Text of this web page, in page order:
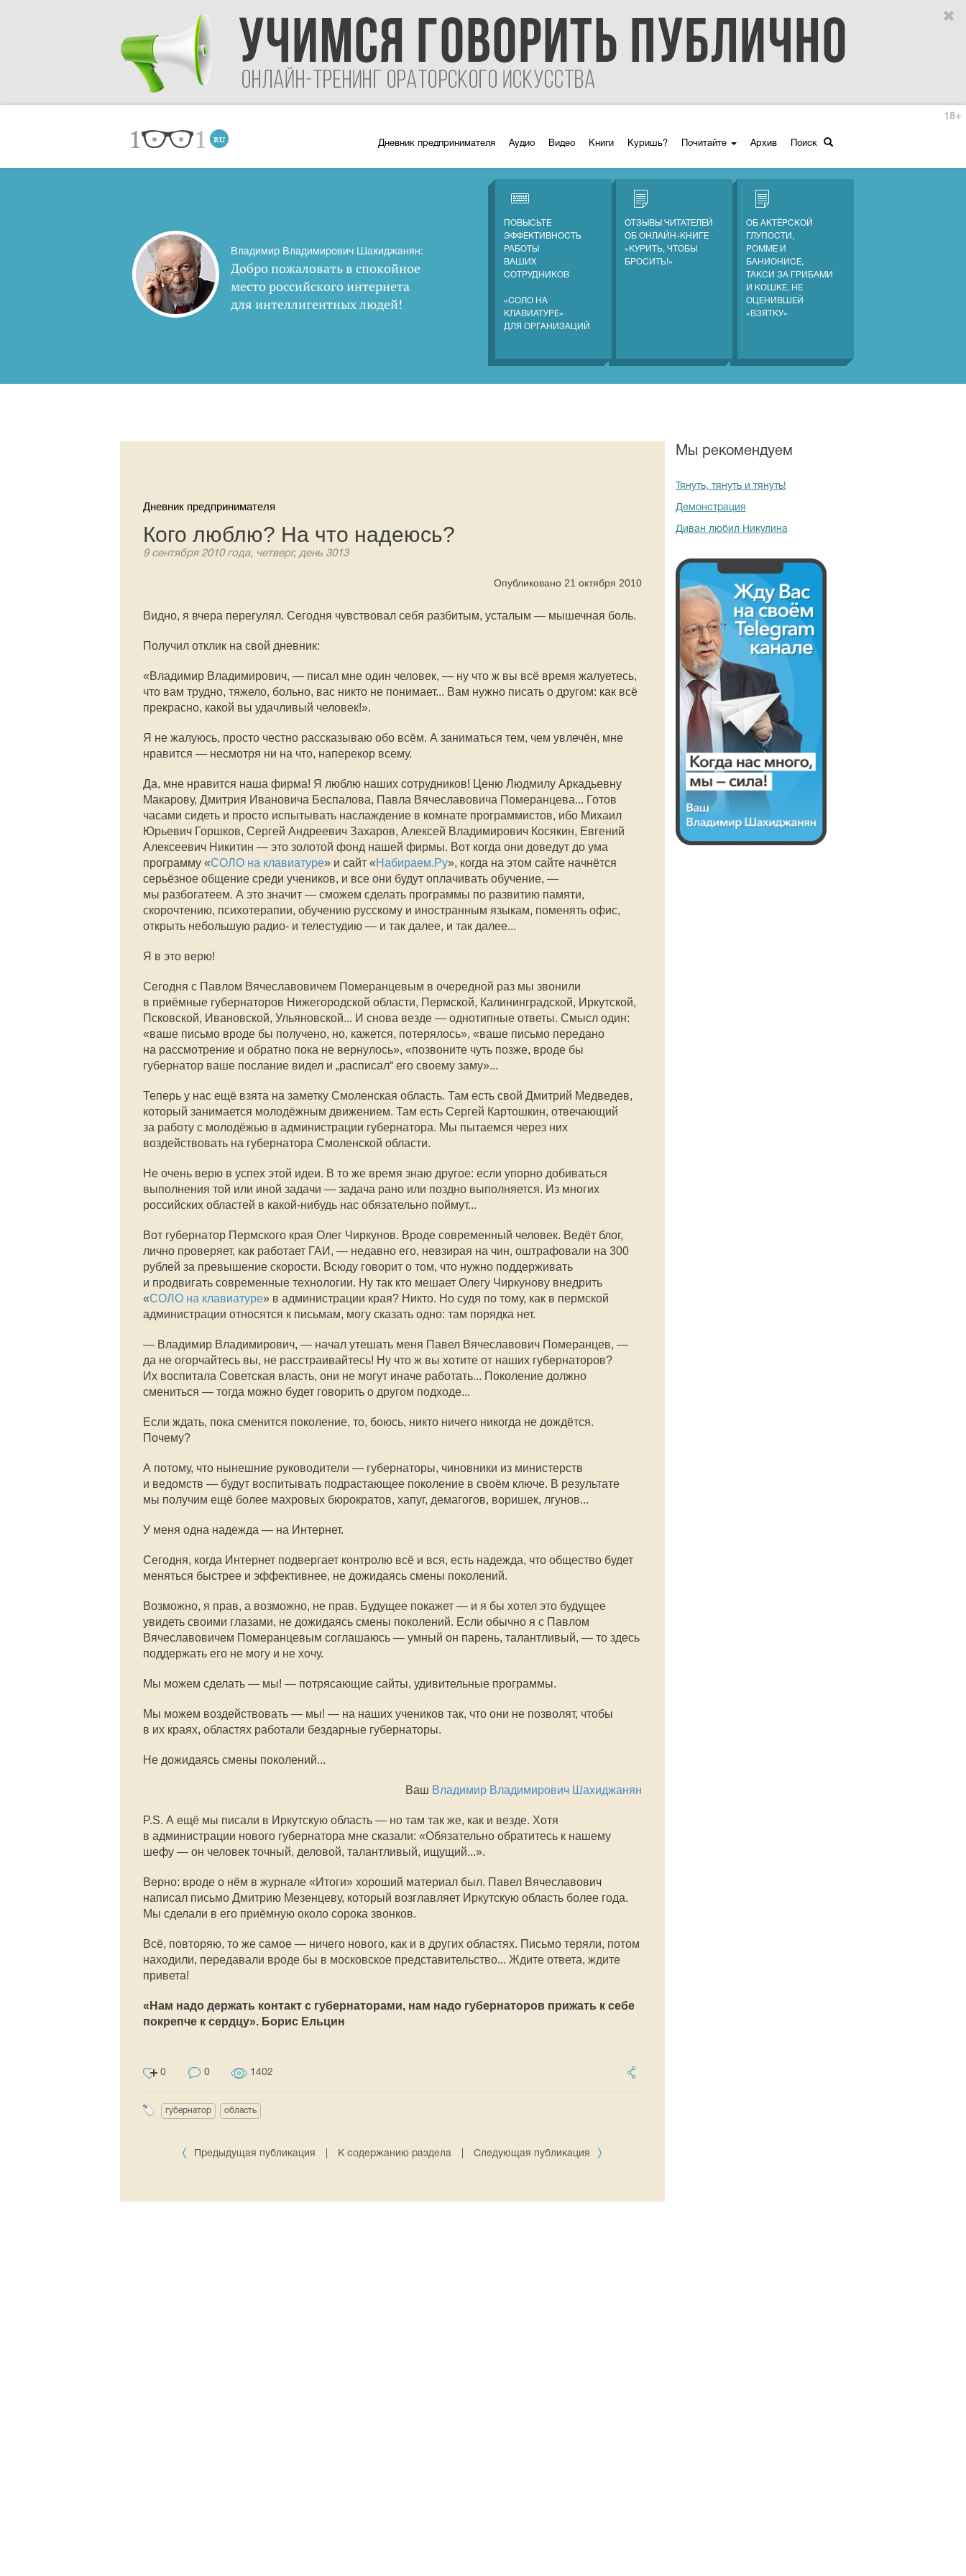
Дневник предпринимателя Аудио Видео Книги Куришь? Почитайте Архив Поиск
18+
Владимир Владимирович Шахиджанян:
Добро пожаловать в спокойное
место российского интернета
для интеллигентных людей!
ПОВЫСЬТЕ
ЭФФЕКТИВНОСТЬ
РАБОТЫ
ВАШИХ
СОТРУДНИКОВ
«СОЛО НА
КЛАВИАТУРЕ»
ДЛЯ ОРГАНИЗАЦИЙ
ОТЗЫВЫ ЧИТАТЕЛЕЙ
ОБ ОНЛАЙН-КНИГЕ
«КУРИТЬ, ЧТОБЫ
БРОСИТЬ!»
ОБ АКТЁРСКОЙ
ГЛУПОСТИ,
РОММЕ И
БАНИОНИСЕ,
ТАКСИ ЗА ГРИБАМИ
И КОШКЕ, НЕ
ОЦЕНИВШЕЙ
«ВЗЯТКУ»
Дневник предпринимателя
Кого люблю? На что надеюсь?
9 сентября 2010 года, четверг, день 3013
Опубликовано 21 октября 2010
Видно, я вчера перегулял. Сегодня чувствовал себя разбитым, усталым — мышечная боль.
Получил отклик на свой дневник:
«Владимир Владимирович, — писал мне один человек, — ну что ж вы всё время жалуетесь,
что вам трудно, тяжело, больно, вас никто не понимает... Вам нужно писать о другом: как всё
прекрасно, какой вы удачливый человек!».
Я не жалуюсь, просто честно рассказываю обо всём. А заниматься тем, чем увлечён, мне
нравится — несмотря ни на что, наперекор всему.
Да, мне нравится наша фирма! Я люблю наших сотрудников! Ценю Людмилу Аркадьевну
Макарову, Дмитрия Ивановича Беспалова, Павла Вячеславовича Померанцева... Готов
часами сидеть и просто испытывать наслаждение в комнате программистов, ибо Михаил
Юрьевич Горшков, Сергей Андреевич Захаров, Алексей Владимирович Косякин, Евгений
Алексеевич Никитин — это золотой фонд нашей фирмы. Вот когда они доведут до ума
программу «СОЛО на клавиатуре» и сайт «Набираем.Ру», когда на этом сайте начнётся
серьёзное общение среди учеников, и все они будут оплачивать обучение, —
мы разбогатеем. А это значит — сможем сделать программы по развитию памяти,
скорочтению, психотерапии, обучению русскому и иностранным языкам, поменять офис,
открыть небольшую радио- и телестудию — и так далее, и так далее...
Я в это верю!
Сегодня с Павлом Вячеславовичем Померанцевым в очередной раз мы звонили
в приёмные губернаторов Нижегородской области, Пермской, Калининградской, Иркутской,
Псковской, Ивановской, Ульяновской... И снова везде — однотипные ответы. Смысл один:
«ваше письмо вроде бы получено, но, кажется, потерялось», «ваше письмо передано
на рассмотрение и обратно пока не вернулось», «позвоните чуть позже, вроде бы
губернатор ваше послание видел и „расписал“ его своему заму»...
Теперь у нас ещё взята на заметку Смоленская область. Там есть свой Дмитрий Медведев,
который занимается молодёжным движением. Там есть Сергей Картошкин, отвечающий
за работу с молодёжью в администрации губернатора. Мы пытаемся через них
воздействовать на губернатора Смоленской области.
Не очень верю в успех этой идеи. В то же время знаю другое: если упорно добиваться
выполнения той или иной задачи — задача рано или поздно выполняется. Из многих
российских областей в какой-нибудь нас обязательно поймут...
Вот губернатор Пермского края Олег Чиркунов. Вроде современный человек. Ведёт блог,
лично проверяет, как работает ГАИ, — недавно его, невзирая на чин, оштрафовали на 300
рублей за превышение скорости. Всюду говорит о том, что нужно поддерживать
и продвигать современные технологии. Ну так кто мешает Олегу Чиркунову внедрить
«СОЛО на клавиатуре» в администрации края? Никто. Но судя по тому, как в пермской
администрации относятся к письмам, могу сказать одно: там порядка нет.
— Владимир Владимирович, — начал утешать меня Павел Вячеславович Померанцев, —
да не огорчайтесь вы, не расстраивайтесь! Ну что ж вы хотите от наших губернаторов?
Их воспитала Советская власть, они не могут иначе работать... Поколение должно
смениться — тогда можно будет говорить о другом подходе...
Если ждать, пока сменится поколение, то, боюсь, никто ничего никогда не дождётся.
Почему?
А потому, что нынешние руководители — губернаторы, чиновники из министерств
и ведомств — будут воспитывать подрастающее поколение в своём ключе. В результате
мы получим ещё более махровых бюрократов, хапуг, демагогов, воришек, лгунов...
У меня одна надежда — на Интернет.
Сегодня, когда Интернет подвергает контролю всё и вся, есть надежда, что общество будет
меняться быстрее и эффективнее, не дожидаясь смены поколений.
Возможно, я прав, а возможно, не прав. Будущее покажет — и я бы хотел это будущее
увидеть своими глазами, не дожидаясь смены поколений. Если обычно я с Павлом
Вячеславовичем Померанцевым соглашаюсь — умный он парень, талантливый, — то здесь
поддержать его не могу и не хочу.
Мы можем сделать — мы! — потрясающие сайты, удивительные программы.
Мы можем воздействовать — мы! — на наших учеников так, что они не позволят, чтобы
в их краях, областях работали бездарные губернаторы.
Не дожидаясь смены поколений...
Ваш Владимир Владимирович Шахиджанян
P.S. А ещё мы писали в Иркутскую область — но там так же, как и везде. Хотя
в администрации нового губернатора мне сказали: «Обязательно обратитесь к нашему
шефу — он человек точный, деловой, талантливый, ищущий...».
Верно: вроде о нём в журнале «Итоги» хороший материал был. Павел Вячеславович
написал письмо Дмитрию Мезенцеву, который возглавляет Иркутскую область более года.
Мы сделали в его приёмную около сорока звонков.
Всё, повторяю, то же самое — ничего нового, как и в других областях. Письмо теряли, потом
находили, передавали вроде бы в московское представительство... Ждите ответа, ждите
привета!
«Нам надо держать контакт с губернаторами, нам надо губернаторов прижать к себе
покрепче к сердцу». Борис Ельцин
0 0 1402
губернатор область
Предыдущая публикация К содержанию раздела Следующая публикация
Мы рекомендуем
Тянуть, тянуть и тянуть!
Демонстрация
Диван любил Никулина